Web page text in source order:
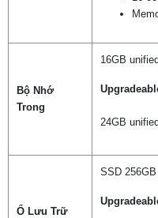
Bộ Nhớ
Trong
16GB
24GB
Ổ Lưu Trữ
SSD 256GB